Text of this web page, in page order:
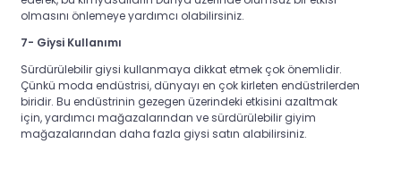
olmasını önlemeye yardımcı olabilirsiniz.
7- Giysi Kullanımı
Sürdürülebilir giysi kullanmaya dikkat etmek çok önemlidir.
Çünkümoda endüstrisi, dünyayı en çok kirleten endüstrilerden
biridir. Bu endüstrinin gezegen üzerindeki etkisini azaltmak
için, yardımcı mağazalarından ve sürdürülebilir giyim
mağazalarından daha fazla giysi satın alabilirsiniz.